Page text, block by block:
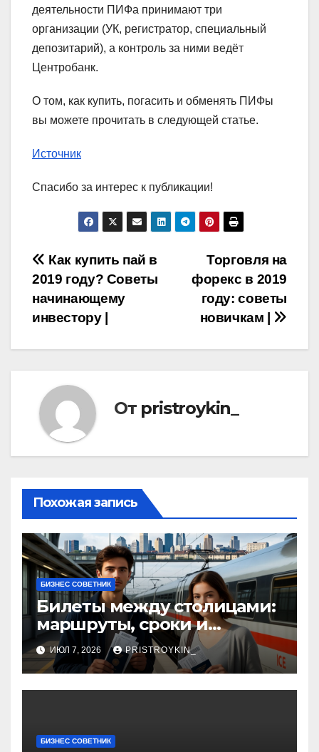
деятельности ПИФа принимают три
организации (УК, регистратор, специальный
депозитарий), а контроль за ними ведёт
Центробанк.
О том, как купить, погасить и обменять ПИФы
вы можете прочитать в следующей статье.
Источник
Спасибо за интерес к публикации!
Навигация
по
записям
Торговля на
форекс в 2019
году: советы
новичкам |
Как купить пай в
2019 году? Советы
начинающему
инвестору |
От pristroykin_
Похожая запись
БИЗНЕС СОВЕТНИК
Билеты между столицами:
маршруты, сроки и
документы
ИЮЛ 7, 2026 PRISTROYKIN_
БИЗНЕС СОВЕТНИК